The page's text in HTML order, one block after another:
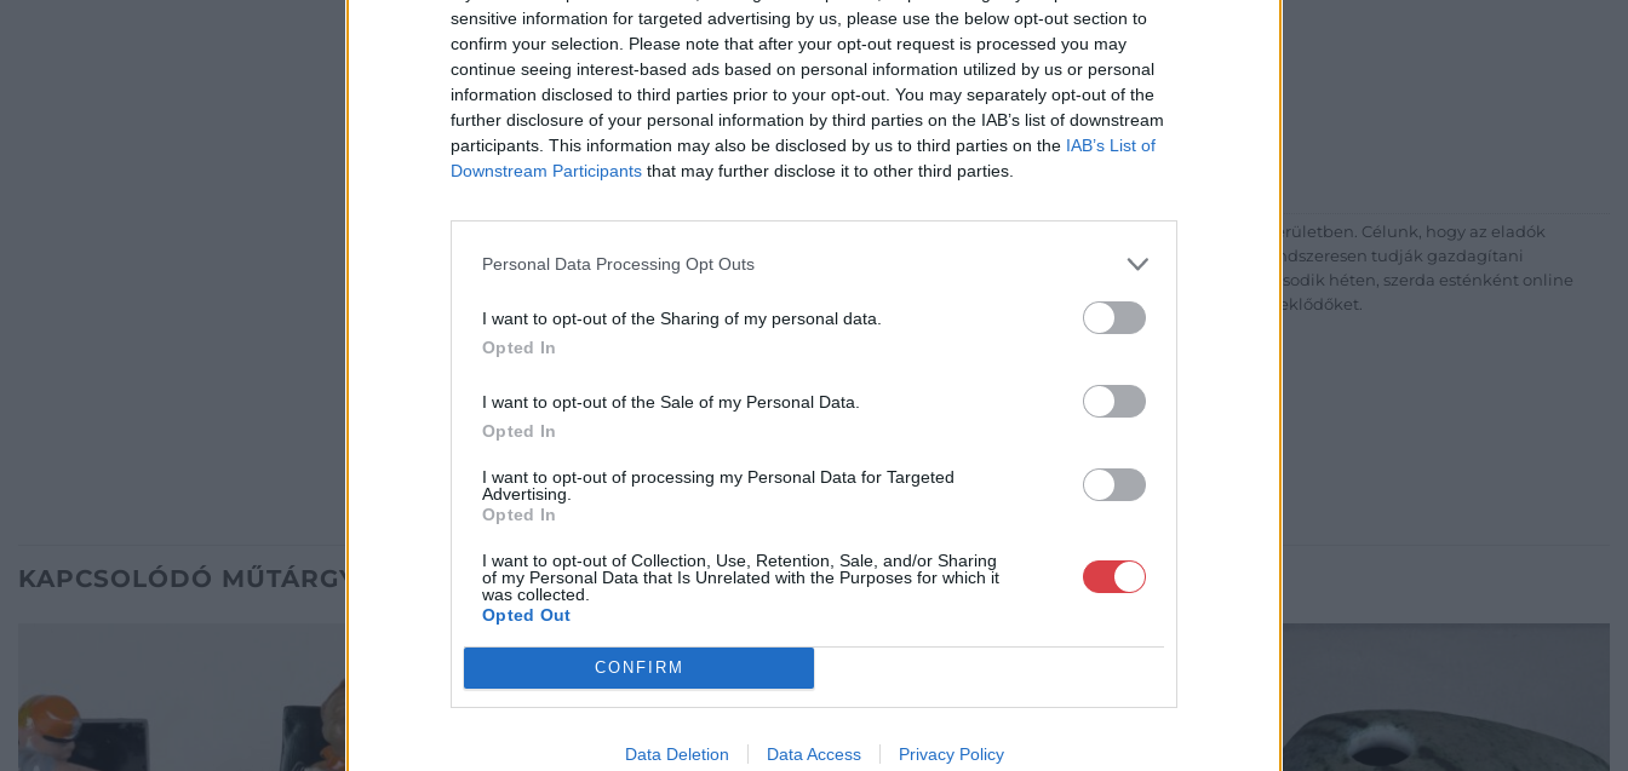
sensitive information for targeted advertising by us, please use the below opt-out section to
confirm your selection. Please note that after your opt-out request is processed you may
continue seeing interest-based ads based on personal information utilized by us or personal
information disclosed to third parties prior to your opt-out. You may separately opt-out of the
further disclosure of your personal information by third parties on the IAB’s list of downstream
participants. This information may also be disclosed by us to third parties on the IAB’s List of
Downstream Participants that may further disclose it to other third parties.
Personal Data Processing Opt Outs
I want to opt-out of the Sharing of my personal data.
Opted In
I want to opt-out of the Sale of my Personal Data.
Opted In
I want to opt-out of processing my Personal Data for Targeted
Advertising.
Opted In
I want to opt-out of Collection, Use, Retention, Sale, and/or Sharing
of my Personal Data that Is Unrelated with the Purposes for which it
was collected.
Opted Out
CONFIRM
Data Deletion Data Access Privacy Policy
Cím: Dudás Attila
Műgyűjtők Háza kft.
Budapest
1023.Bp. Zsigmond tér 11.
1023
Telefon: 18008123
Bemutatkozás: 2013 nyarán nyitottuk meg Galériánkat Budapesten, a II. kerületben. Célunk, hogy az eladók
optimális áron, gyorsan találjanak vevőt műtárgyaikra, az eladók pedig rendszeresen tudják gazdagítani
gyűjteményüket változatos kínálatunkból. Ezért is rendezünk minden második héten, szerda esténként online
árverést! Kedd-től péntek-ig 11.00-este 18.00 óráig várjuk szeretettel az érdeklődőket.
KAPCSOLÓDÓ MŰTÁRGYAK